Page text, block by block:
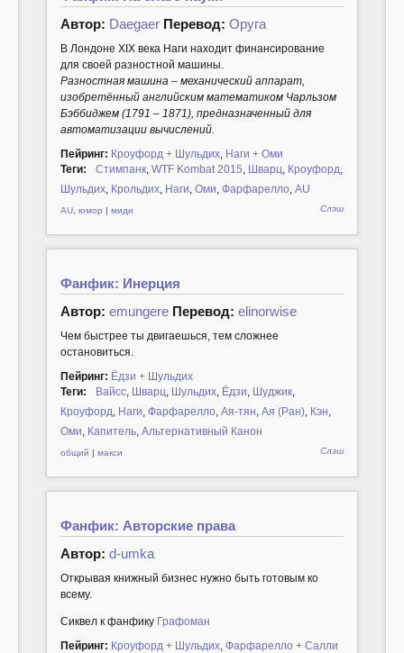
Автор: Daegaer Перевод: Оруга
В Лондоне XIX века Наги находит финансирование
для своей разностной машины.
Разностная машина – механический аппарат,
изобретённый английским математиком Чарльзом
Бэббиджем (1791 – 1871), предназначенный для
автоматизации вычислений.
Пейринг: Кроуфорд + Шульдих Наги + Оми
Теги:
Стимпанк WTF Kombat 2015 Шварц Кроуфорд
Шульдих Крольдих Наги Оми Фарфарелло AU
AU юмор | миди Слэш
Фанфик: Инерция
Автор: emungere Перевод: elinorwise
Чем быстрее ты двигаешься, тем сложнее
остановиться.
Пейринг: Ёдзи + Шульдих
Теги:
Вайсс Шварц Шульдих Ёдзи Шуджик
Кроуфорд Наги Фарфарелло Ая-тян Ая (Ран) Кэн
Оми Капитель Альтернативный Канон
общий | макси Слэш
Фанфик: Авторские права
Автор: d-umka
Открывая книжный бизнес нужно быть готовым ко
всему.
Сиквел к фанфику Графоман
Пейринг: Кроуфорд + Шульдих Фарфарелло + Салли